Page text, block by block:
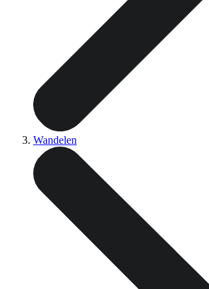
Wandelen